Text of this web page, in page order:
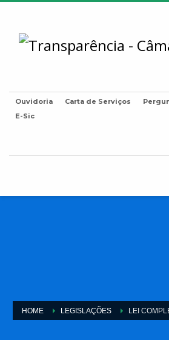
Ouvidoria Carta de Serviços
E-Sic
HOME LEGISLAÇÕES LEI